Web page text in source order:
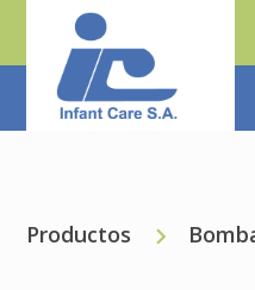
Productos